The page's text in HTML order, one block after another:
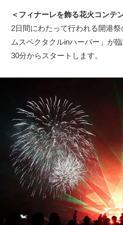
＜フィナーレを飾る花火コンテ
2日間にわたって行われる開港
ムスペクタクルinハーバー」が
30分からスタートします。